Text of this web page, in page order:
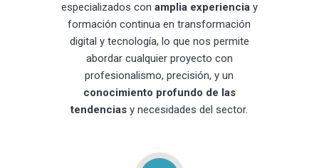
especializados con amplia experienciay
formación continua en transformación
digital y tecnología, lo que nos permite
abordar cualquier proyecto con
profesionalismo, precisión, y un
conocimiento profundo de las
tendencias y necesidades del sector.